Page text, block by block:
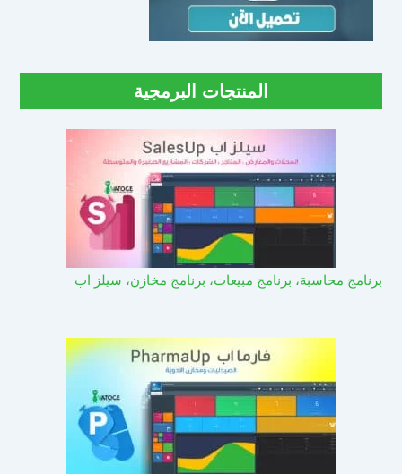
المنتجات البرمجية
برنامج محاسبة، برنامج مبيعات، برنامج مخازن، سيلز اب